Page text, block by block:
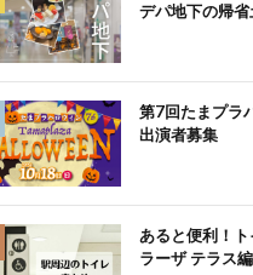
デパ地下の帰省
第7回たまプラ
出演者募集
あると便利！
ラーザ テラス編